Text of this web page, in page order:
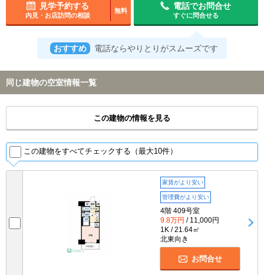
見学予約する
内見・お店訪問の相談
無料
電話でお問合せ
すぐに問合せる
おすすめ 電話ならやりとりがスムーズです
同じ建物の空室情報一覧
この建物の情報を見る
この建物をすべてチェックする（最大10件）
家賃がより安い
管理費がより安い
4階 409号室
9.8万円 / 11,000円
1K / 21.64㎡
北東向き
お問合せ